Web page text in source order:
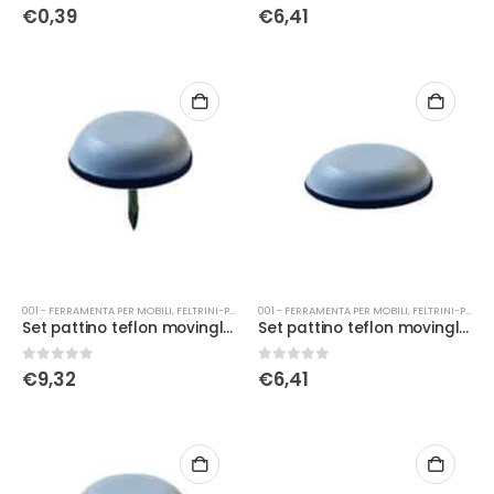
0Su 5
€0,39 0Su 5
€6,41
001 - FERRAMENTA PER MOBILI, FELTRINI-PATTINI
Set pattino teflon movinglass Ø 20 con chiodo
0Su 5
€9,32
001 - FERRAMENTA PER MOBILI, FELTRINI-PATTINI
Set pattino teflon movinglass Ø 25
0Su 5
€6,41